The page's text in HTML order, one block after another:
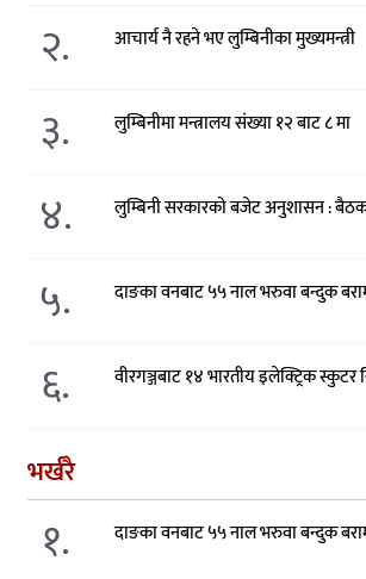
२. आचार्य नै रहने भए लुम्बिनीका मुख्यमन्त्री
३. लुम्बिनीमा मन्त्रालय संख्या १२ बाट ८ मा
४. लुम्बिनी सरकारको बजेट अनुशासन : बैठक
५. दाङका वनबाट ५५ नाल भरुवा बन्दुक
६. वीरगञ्जबाट १४ भारतीय इलेक्ट्रिक स्कुटर
भर्खरै
१. दाङका वनबाट ५५ नाल भरुवा बन्दुक